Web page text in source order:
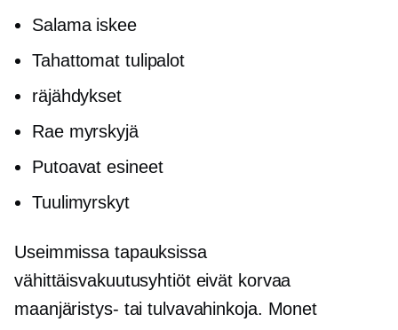
Salama iskee
Tahattomat tulipalot
räjähdykset
Rae myrskyjä
Putoavat esineet
Tuulimyrskyt
Useimmissa tapauksissa
vähittäisvakuutusyhtiöt eivät korvaa
maanjäristys- tai tulvavahinkoja. Monet